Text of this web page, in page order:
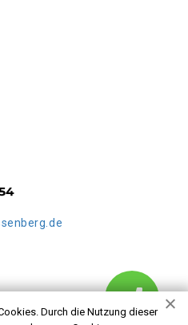
Durch die Nutzung dieser